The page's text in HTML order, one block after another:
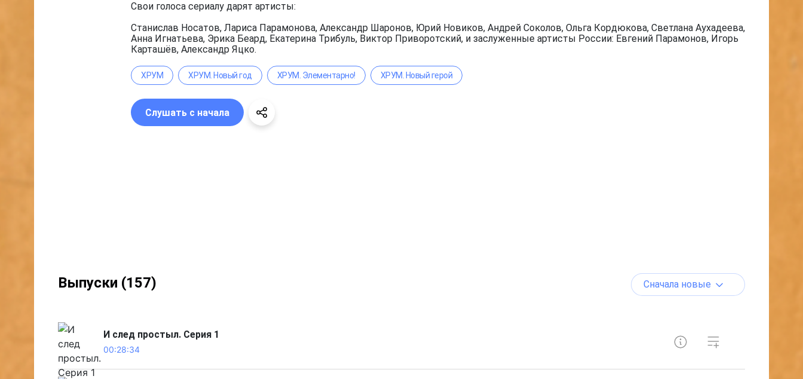
Свои голоса сериалу дарят артисты:
Станислав Носатов, Лариса Парамонова, Александр Шаронов, Юрий Новиков, Андрей Соколов, Ольга Кордюкова, Светлана Аухадеева,
Анна Игнатьева, Эрика Беард, Екатерина Трибуль, Виктор Приворотский, и заслуженные артисты России: Евгений Парамонов, Игорь
Карташёв, Александр Яцко.
ХРУМ ХРУМ. Новый год ХРУМ. Элементарно! ХРУМ. Новый герой
Слушать с начала
Выпуски (157) Сначала новые
И след простыл. Серия 1
00:28:34